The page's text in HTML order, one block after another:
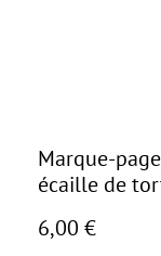
Marque-
écaille de
6,00 €